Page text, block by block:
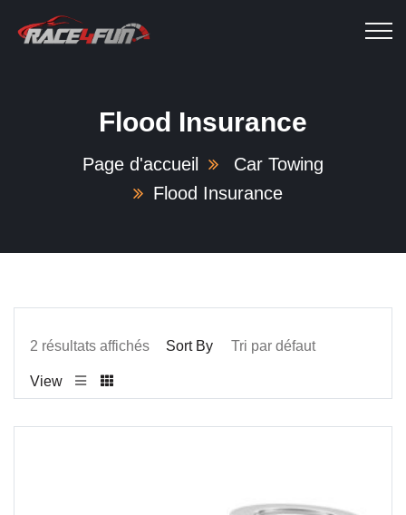
Flood Insurance
Page d'accueil
Car Towing
Flood Insurance
2 résultats affichés Sort By
View